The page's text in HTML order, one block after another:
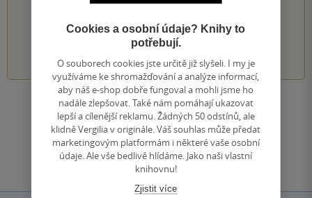
3 4 5
Zobrazit všechna hodnocení
Přidat hodnocení
Cookies a osobní údaje? Knihy to
potřebují.
O souborech cookies jste určitě již slyšeli. I my je
využíváme ke shromažďování a analýze informací,
aby náš e-shop dobře fungoval a mohli jsme ho
nadále zlepšovat. Také nám pomáhají ukazovat
lepší a cílenější reklamu. Žádných 50 odstínů, ale
klidně Vergilia v originále. Váš souhlas může předat
marketingovým platformám i některé vaše osobní
údaje. Ale vše bedlivě hlídáme. Jako naši vlastní
knihovnu!
Zjistit více